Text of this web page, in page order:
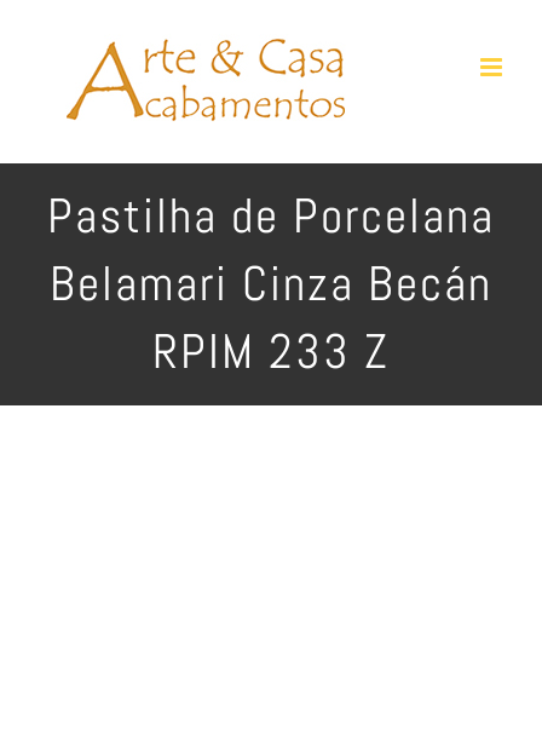
Pastilha de Porcelana
Belamari Cinza Becán
RPIM 233 Z